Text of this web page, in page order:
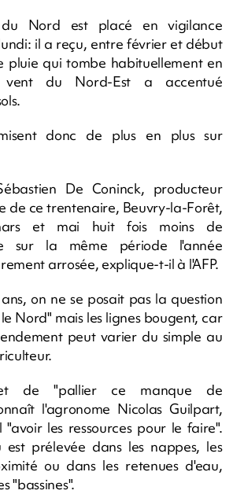
Nord est placé en vigilance
il a reçu, entre février et début
pluie qui tombe habituellement en
du Nord-Est a accentué
donc de plus en plus sur
De Coninck, producteur
de ce trentenaire, Beuvry-la-Forêt,
et mai huit fois moins de
sur la même période l'année
arrosée, explique-t-il à l'AFP.
on ne se posait pas la question
Nord" mais les lignes bougent, car
peut varier du simple au
de "pallier ce manque de
l'agronome Nicolas Guilpart,
les ressources pour le faire".
est prélevée dans les nappes, les
ou dans les retenues d'eau,
"bassines".